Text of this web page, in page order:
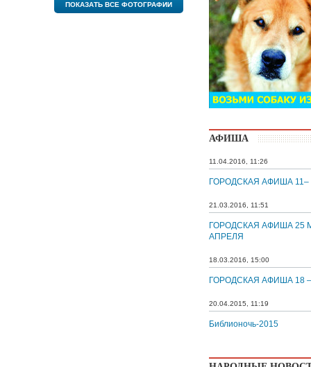
ПОКАЗАТЬ ВСЕ ФОТОГРАФИИ
АФИША
11.04.2016, 11:26
ГОРОДСКАЯ АФИША 11–
21.03.2016, 11:51
ГОРОДСКАЯ АФИША 25
АПРЕЛЯ
18.03.2016, 15:00
ГОРОДСКАЯ АФИША 18
20.04.2015, 11:19
Библионочь-2015